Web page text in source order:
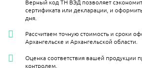
Верный код ТН ВЭД позволяет
сертификата или декларации, и
дня.
Рассчитаем точную стоимость и сроки
Архангельске и Архангельской области.
Оценка соответствия вашей продукции
контролем.